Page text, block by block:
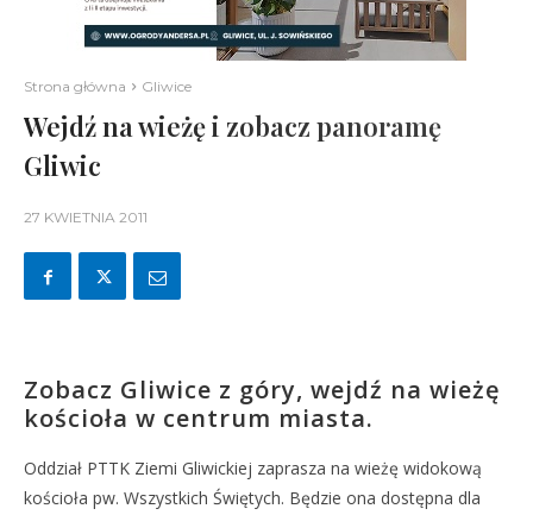
Strona główna Gliwice
Wejdź na wieżę i zobacz panoramę
Gliwic
27 KWIETNIA 2011
Zobacz Gliwice z góry, wejdź na wieżę
kościoła w centrum miasta.
Oddział PTTK Ziemi Gliwickiej zaprasza na wieżę widokową
kościoła pw. Wszystkich Świętych. Będzie ona dostępna dla